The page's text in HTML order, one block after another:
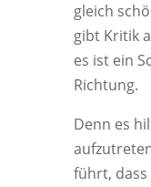
gleich
gibt Kritik
es ist ein
Richtung.
Denn es
führt,